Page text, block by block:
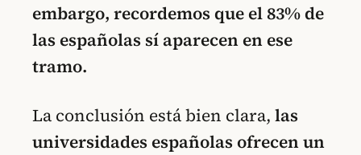
embargo, recordemos que el 83% de
las españolas sí aparecen en ese
tramo.
La conclusión está bien clara, las
universidades españolas ofrecen un